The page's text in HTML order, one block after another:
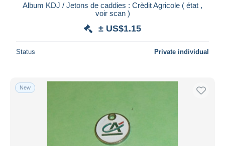
Album KDJ / Jetons de caddies : Crèdit Agricole ( état ,
voir scan )
± US$1.15
Status Private individual
New